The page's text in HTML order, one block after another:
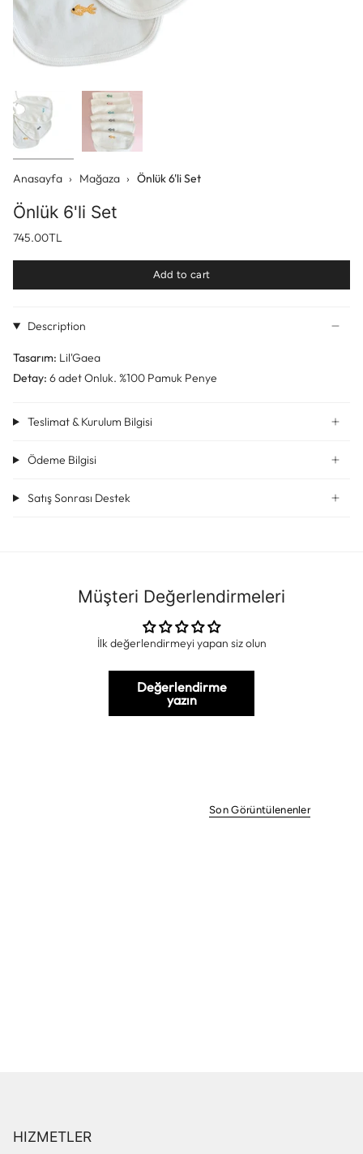
Anasayfa › Mağaza › Önlük 6'li Set
Önlük 6'li Set
745.00TL
Add to cart
Description
Tasarım: Lil'Gaea
Detay: 6 adet Onluk. %100 Pamuk Penye
Teslimat & Kurulum Bilgisi
Ödeme Bilgisi
Satış Sonrası Destek
Müşteri Değerlendirmeleri
İlk değerlendirmeyi yapan siz olun
Değerlendirme
yazın
Son Görüntülenenler
HIZMETLER